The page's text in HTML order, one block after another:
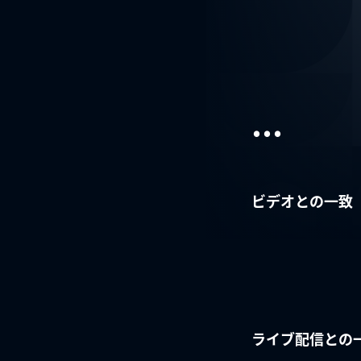
...
ビデオとの一致
ライブ配信との